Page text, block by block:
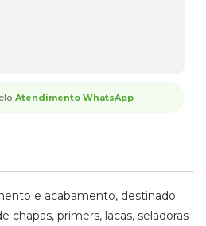
Atendimento WhatsApp
e acabamento, destinado
chapas, primers, lacas, seladoras